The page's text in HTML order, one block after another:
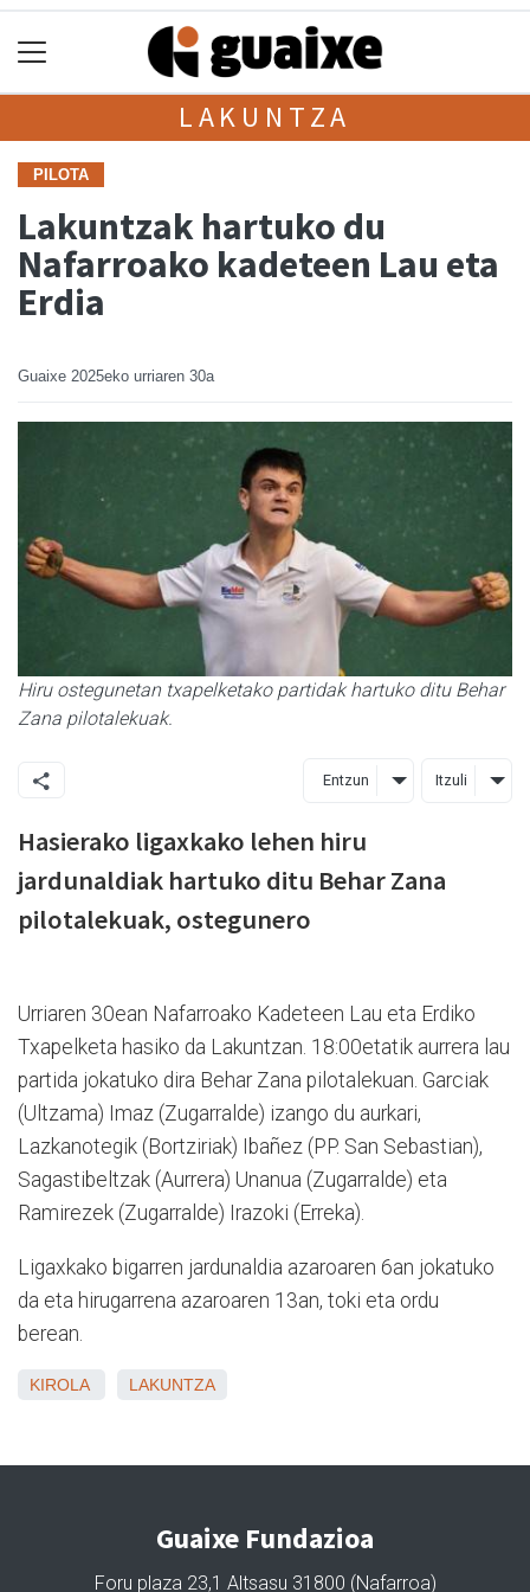
LAKUNTZA
PILOTA
Lakuntzak hartuko du
Nafarroako kadeteen Lau eta
Erdia
Guaixe 2025eko urriaren 30a
Hiru ostegunetan txapelketako partidak hartuko ditu Behar
Zana pilotalekuak.
Entzun Itzuli
Hasierako ligaxkako lehen hiru
jardunaldiak hartuko ditu Behar Zana
pilotalekuak, ostegunero
Urriaren 30ean Nafarroako Kadeteen Lau eta Erdiko
Txapelketa hasiko da Lakuntzan. 18:00etatik aurrera lau
partida jokatuko dira Behar Zana pilotalekuan. Garciak
(Ultzama) Imaz (Zugarralde) izango du aurkari,
Lazkanotegik (Bortziriak) Ibañez (PP. San Sebastian),
Sagastibeltzak (Aurrera) Unanua (Zugarralde) eta
Ramirezek (Zugarralde) Irazoki (Erreka).
Ligaxkako bigarren jardunaldia azaroaren 6an jokatuko
da eta hirugarrena azaroaren 13an, toki eta ordu
berean.
KIROLA LAKUNTZA
Guaixe Fundazioa
Foru plaza 23,1 Altsasu 31800 (Nafarroa)